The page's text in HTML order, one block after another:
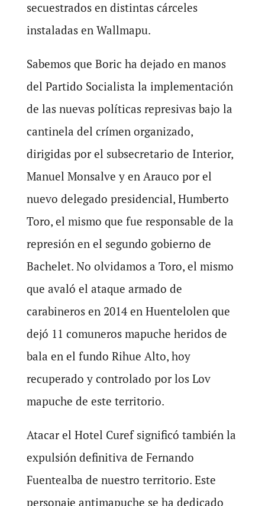
secuestrados en distintas cárceles
instaladas en Wallmapu.
Sabemos que Boric ha dejado en manos
del Partido Socialista la implementación
de las nuevas políticas represivas bajo la
cantinela del crímen organizado,
dirigidas por el subsecretario de Interior,
Manuel Monsalve y en Arauco por el
nuevo delegado presidencial, Humberto
Toro, el mismo que fue responsable de la
represión en el segundo gobierno de
Bachelet. No olvidamos a Toro, el mismo
que avaló el ataque armado de
carabineros en 2014 en Huentelolen que
dejó 11 comuneros mapuche heridos de
bala en el fundo Rihue Alto, hoy
recuperado y controlado por los Lov
mapuche de este territorio.
Atacar el Hotel Curef significó también la
expulsión definitiva de Fernando
Fuentealba de nuestro territorio. Este
personaje antimapuche se ha dedicado